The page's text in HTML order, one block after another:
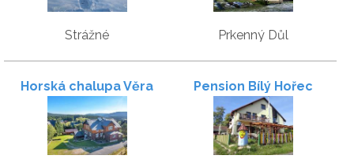
Strážné Prkenný Důl
Horská chalupa Věra Pension Bílý Hořec